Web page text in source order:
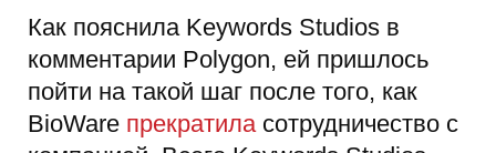
Как пояснила Keywords Studios в
комментарии Polygon, ей пришлось
пойти на такой шаг после того, как
BioWare прекратила сотрудничество с